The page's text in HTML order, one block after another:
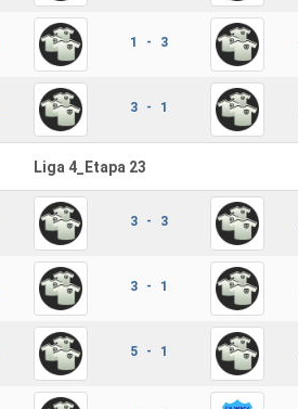
1 - 3
3 - 1
Liga 4_Etapa 23
3 - 3
3 - 1
5 - 1